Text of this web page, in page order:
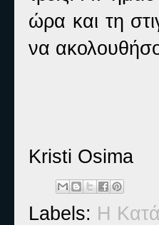
ώρα και τη
να
Kristi Osima
Labels: Η